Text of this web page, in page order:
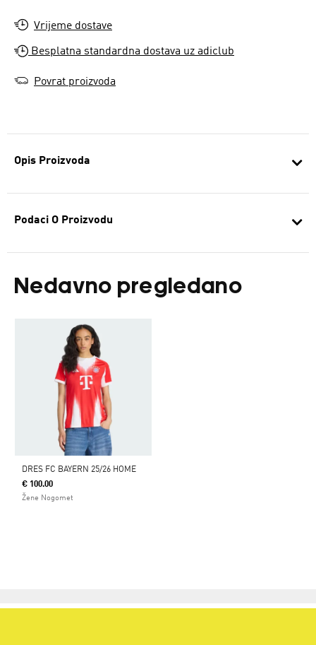
Opis Proizvoda
Podaci O Proizvodu
Nedavno pregledano
DRES FC BAYERN 25/26 HOME
€ 100.00
Žene Nogomet
Vrijeme dostave
Besplatna standardna dostava uz adiclub
Povrat proizvoda